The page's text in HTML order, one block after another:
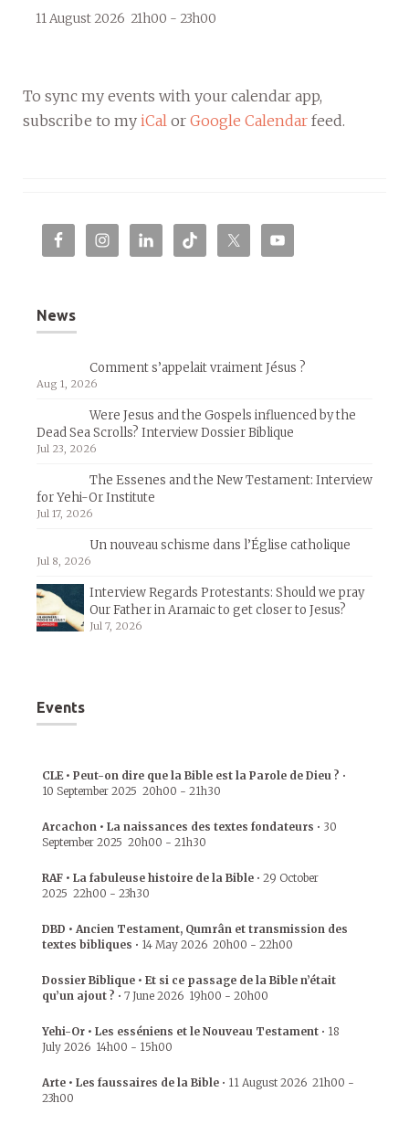
11 August 2026 21h00 - 23h00
To sync my events with your calendar app,
subscribe to my iCal or Google Calendar feed.
News
Comment s’appelait vraiment Jésus ?
Aug 1, 2026
Were Jesus and the Gospels influenced by the
Dead Sea Scrolls? Interview Dossier Biblique
Jul 23, 2026
The Essenes and the New Testament: Interview
for Yehi-Or Institute
Jul 17, 2026
Un nouveau schisme dans l’Église catholique
Jul 8, 2026
Interview Regards Protestants: Should we pray
Our Father in Aramaic to get closer to Jesus?
Jul 7, 2026
Events
CLE • Peut-on dire que la Bible est la Parole de Dieu ? •
10 September 2025 20h00 - 21h30
Arcachon • La naissances des textes fondateurs • 30
September 2025 20h00 - 21h30
RAF • La fabuleuse histoire de la Bible • 29 October
2025 22h00 - 23h30
DBD • Ancien Testament, Qumrân et transmission des
textes bibliques • 14 May 2026 20h00 - 22h00
Dossier Biblique • Et si ce passage de la Bible n’était
qu’un ajout ? • 7 June 2026 19h00 - 20h00
Yehi-Or • Les esséniens et le Nouveau Testament • 18
July 2026 14h00 - 15h00
Arte • Les faussaires de la Bible • 11 August 2026 21h00 -
23h00